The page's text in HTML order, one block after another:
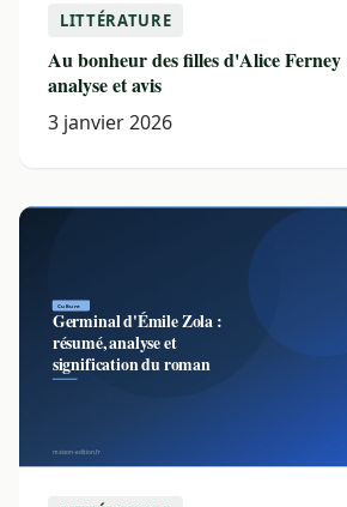
LITTÉRATURE
Au bonheur des filles d'Alice Ferney
analyse et avis
3 janvier 2026